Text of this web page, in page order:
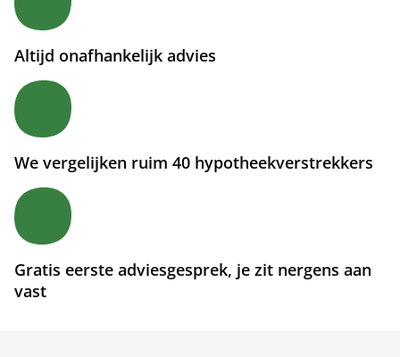
Altijd onafhankelijk advies
We vergelijken ruim 40 hypotheekverstrekkers
Gratis eerste adviesgesprek, je zit nergens aan
vast